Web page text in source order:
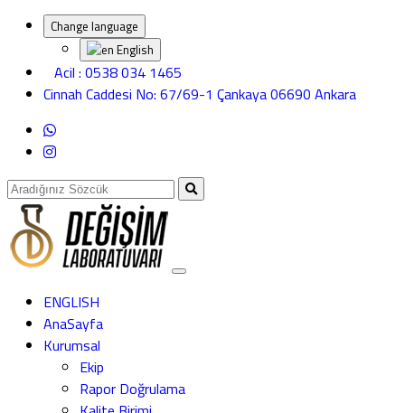
Change language
English
Acil : 0538 034 1465
Cinnah Caddesi No: 67/69-1 Çankaya 06690 Ankara
ENGLISH
AnaSayfa
Kurumsal
Ekip
Rapor Doğrulama